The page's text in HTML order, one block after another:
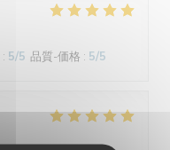
: 5/5 品質-価格 : 5/5